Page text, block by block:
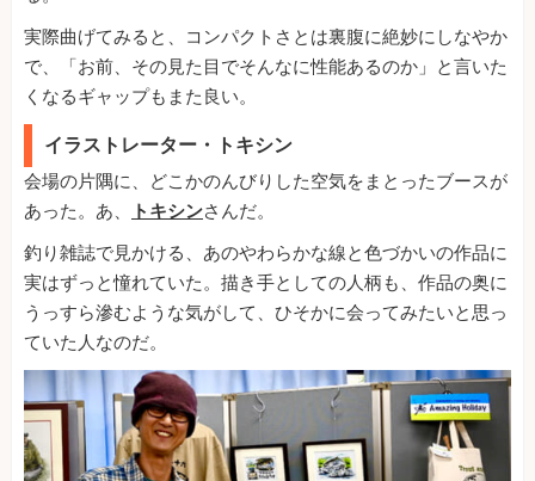
実際曲げてみると、コンパクトさとは裏腹に絶妙にしなやか
で、「お前、その見た目でそんなに性能あるのか」と言いた
くなるギャップもまた良い。
イラストレーター・トキシン
会場の片隅に、どこかのんびりした空気をまとったブースが
あった。あ、
トキシンさんだ。
釣り雑誌で見かける、あのやわらかな線と色づかいの作品に
実はずっと憧れていた。描き手としての人柄も、作品の奥に
うっすら滲むような気がして、ひそかに会ってみたいと思っ
ていた人なのだ。